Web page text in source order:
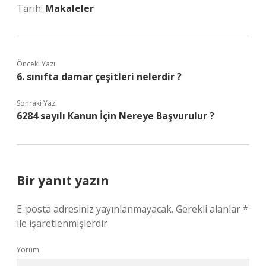
Tarih: Makaleler
Önceki Yazı
6. sınıfta damar çeşitleri nelerdir ?
Sonraki Yazı
6284 sayılı Kanun İçin Nereye Başvurulur ?
Bir yanıt yazın
E-posta adresiniz yayınlanmayacak. Gerekli alanlar*
ile işaretlenmişlerdir
Yorum